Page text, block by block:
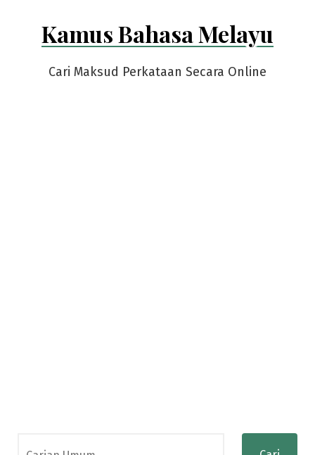
Kamus Bahasa Melayu
Cari Maksud Perkataan Secara Online